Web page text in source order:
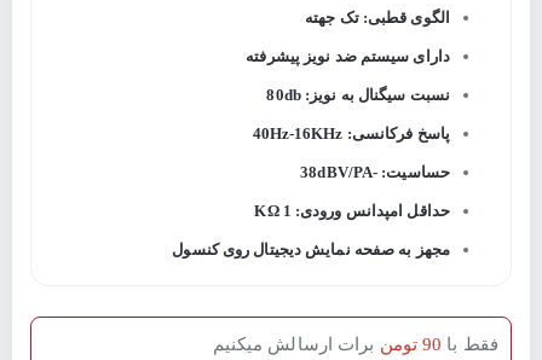
الگوی قطبی: تک جهته
دارای سیستم ضد نویز پیشرفته
نسبت سیگنال به نویز: 80db
پاسخ فرکانسی: 40Hz-16KHz
حساسیت: -38dBV/PA
حداقل امپدانس ورودی: 1 KΩ
مجهز به صفحه نمایش دیجیتال روی کنسول
فقط با 90 تومن برات ارسالش میکنیم